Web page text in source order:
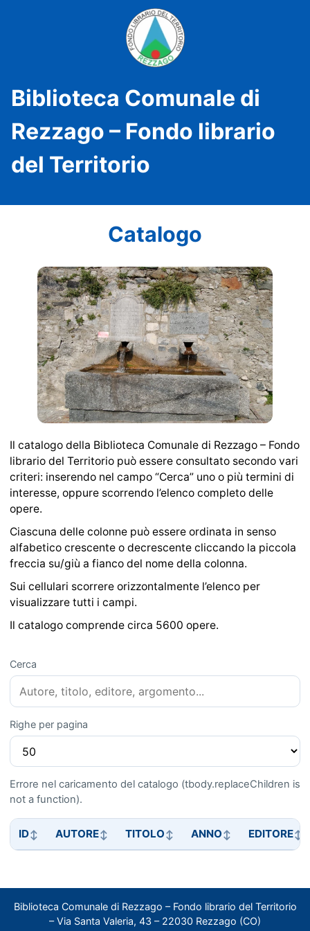
Biblioteca Comunale di
Rezzago – Fondo librario
del Territorio
Catalogo
Il catalogo della Biblioteca Comunale di Rezzago – Fondo
librario del Territorio può essere consultato secondo vari
criteri: inserendo nel campo “Cerca” uno o più termini di
interesse, oppure scorrendo l’elenco completo delle
opere.
Ciascuna delle colonne può essere ordinata in senso
alfabetico crescente o decrescente cliccando la piccola
freccia su/giù a fianco del nome della colonna.
Sui cellulari scorrere orizzontalmente l’elenco per
visualizzare tutti i campi.
Il catalogo comprende circa 5600 opere.
Cerca
Righe per pagina
Errore nel caricamento del catalogo (tbody.replaceChildren is
not a function).
ID AUTORE TITOLO ANNO EDITORE
Biblioteca Comunale di Rezzago – Fondo librario del Territorio
– Via Santa Valeria, 43 – 22030 Rezzago (CO)